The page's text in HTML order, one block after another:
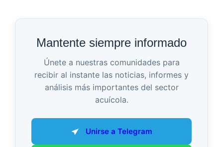
Mantente siempre informado
Únete a nuestras comunidades para
recibir al instante las noticias, informes y
análisis más importantes del sector
acuícola.
Unirse a Telegram